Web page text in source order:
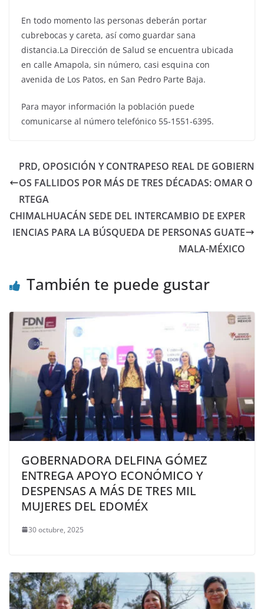
En todo momento las personas deberán portar
cubrebocas y careta, así como guardar sana
distancia.La Dirección de Salud se encuentra ubicada
en calle Amapola, sin número, casi esquina con
avenida de Los Patos, en San Pedro Parte Baja.
Para mayor información la población puede
comunicarse al número telefónico 55-1551-6395.
PRD, OPOSICIÓN Y CONTRAPESO REAL DE GOBIERN
OS FALLIDOS POR MÁS DE TRES DÉCADAS: OMAR O
RTEGA
CHIMALHUACÁN SEDE DEL INTERCAMBIO DE EXPER
IENCIAS PARA LA BÚSQUEDA DE PERSONAS GUATE
MALA-MÉXICO
También te puede gustar
GOBERNADORA DELFINA GÓMEZ
ENTREGA APOYO ECONÓMICO Y
DESPENSAS A MÁS DE TRES MIL
MUJERES DEL EDOMÉX
30 octubre, 2025